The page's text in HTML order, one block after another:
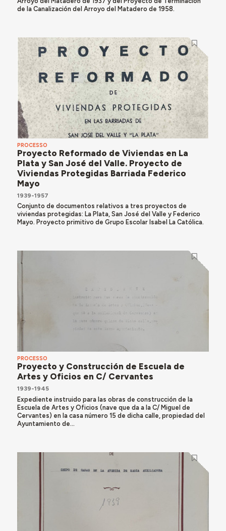
de la Canalización del Arroyo del Matadero de 1958.
PROCESSO
Proyecto Reformado de Viviendas en La
Plata y San José del Valle. Proyecto de
Viviendas Protegidas Barriada Federico
Mayo
1939-1957
Conjunto de documentos relativos a tres proyectos de
viviendas protegidas: La Plata, San José del Valle y Federico
Mayo. Proyecto primitivo de Grupo Escolar Isabel La Católica.
PROCESSO
Proyecto y Construcción de Escuela de
Artes y Oficios en C/ Cervantes
1939-1945
Expediente instruido para las obras de construcción de la
Escuela de Artes y Oficios (nave que da a la C/ Miguel de
Cervantes) en la casa número 15 de dicha calle, propiedad del
Ayuntamiento de...